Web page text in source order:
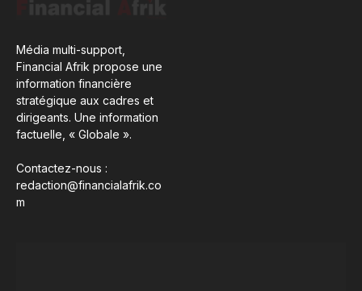
Média multi-support,
Financial Afrik propose une
information financière
stratégique aux cadres et
dirigeants. Une information
factuelle, « Globale ».
Contactez-nous :
redaction@financialafrik.co
m